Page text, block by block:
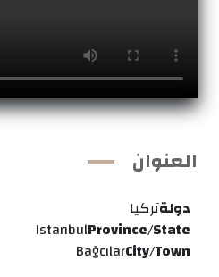
العنوان
دولةتركيا
Province/State
Istanbul
City/Town
Bağcılar